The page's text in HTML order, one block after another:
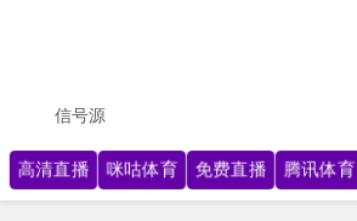
信号源
高清直播 咪咕体育 免费直播 腾讯体育